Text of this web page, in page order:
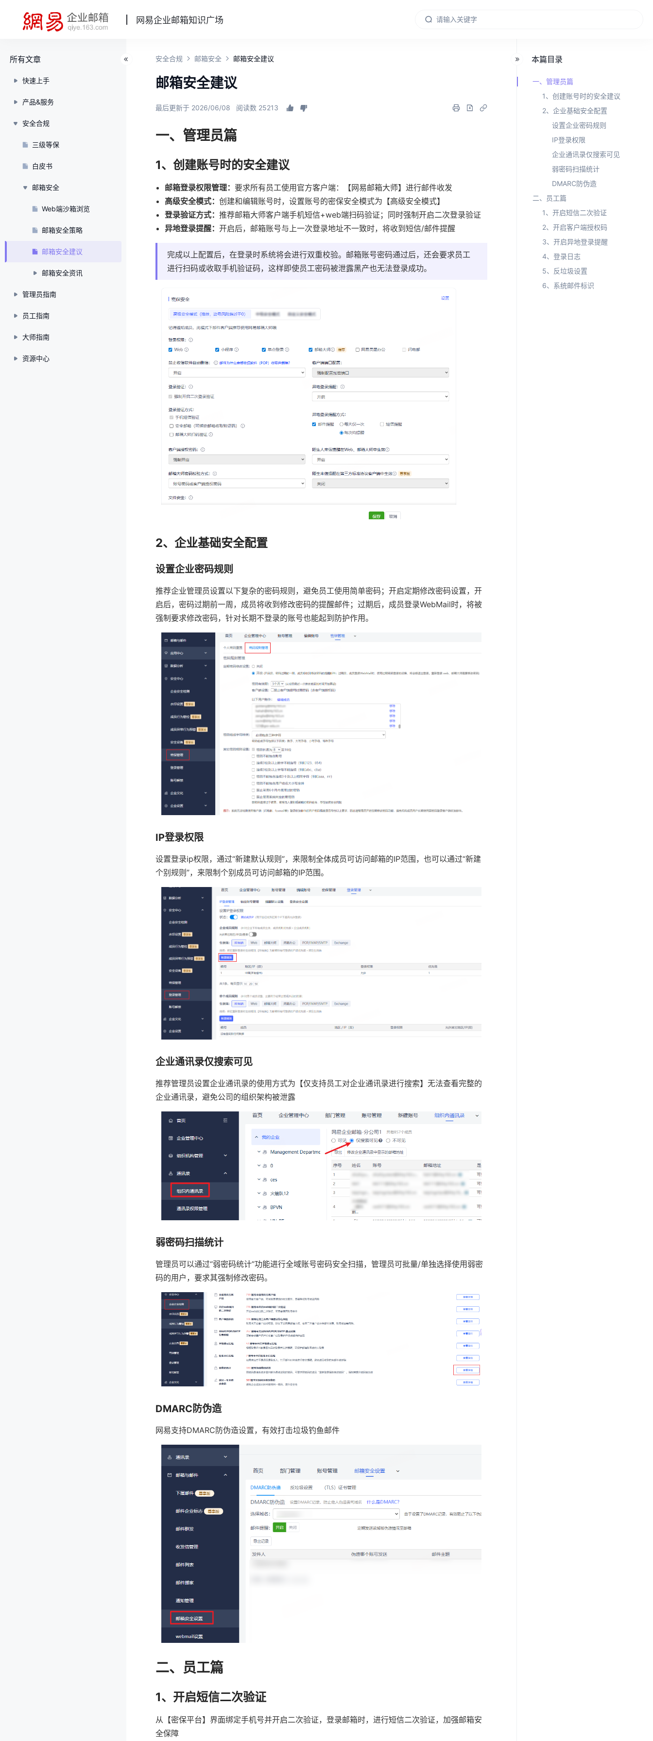
网易企业邮箱知识广场
所有文章
快速上手
产品&服务
安全合规
三级等保
白皮书
邮箱安全
Web端沙箱浏览
邮箱安全策略
邮箱安全建议
邮箱安全资讯
管理员指南
员工指南
大师指南
资源中心
安全合规 邮箱安全 邮箱安全建议
邮箱安全建议
最后更新于 2026/06/08 阅读数 25213
一、管理员篇
1、创建账号时的安全建议
邮箱登录权限管理： 要求所有员工使用官方客户端：【网易邮箱大师】进行邮件收发
高级安全模式： 创建和编辑账号时，设置账号的密保安全模式为【高级安全模式】
登录验证方式： 推荐邮箱大师客户端手机短信+web端扫码验证；同时强制开启二次登录验证
异地登录提醒： 开启后，邮箱账号与上一次登录地址不一致时，将收到短信/邮件提醒
完成以上配置后，在登录时系统将会进行双重校验。邮箱账号密码通过后，还会要求员工
进行扫码或收取手机验证码，这样即使员工密码被泄露黑产也无法登录成功。
2、企业基础安全配置
设置企业密码规则
推荐企业管理员设置以下复杂的密码规则，避免员工使用简单密码；开启定期修改密码设置，开
启后，密码过期前一周，成员将收到修改密码的提醒邮件；过期后，成员登录WebMail时，将被
强制要求修改密码，针对长期不登录的账号也能起到防护作用。
IP登录权限
设置登录ip权限，通过“新建默认规则”，来限制全体成员可访问邮箱的IP范围，也可以通过“新建
个别规则”，来限制个别成员可访问邮箱的IP范围。
企业通讯录仅搜索可见
推荐管理员设置企业通讯录的使用方式为【仅支持员工对企业通讯录进行搜索】无法查看完整的
企业通讯录，避免公司的组织架构被泄露
弱密码扫描统计
管理员可以通过“弱密码统计”功能进行全域账号密码安全扫描，管理员可批量/单独选择使用弱密
码的用户，要求其强制修改密码。
DMARC防伪造
网易支持DMARC防伪造设置，有效打击垃圾钓鱼邮件
二、员工篇
1、开启短信二次验证
从【密保平台】界面绑定手机号并开启二次验证，登录邮箱时，进行短信二次验证，加强邮箱安
全保障
本篇目录
一、管理员篇
1、创建账号时的安全建议
2、企业基础安全配置
设置企业密码规则
IP登录权限
企业通讯录仅搜索可见
弱密码扫描统计
DMARC防伪造
二、员工篇
1、开启短信二次验证
2、开启客户端授权码
3、开启异地登录提醒
4、登录日志
5、反垃圾设置
6、系统邮件标识